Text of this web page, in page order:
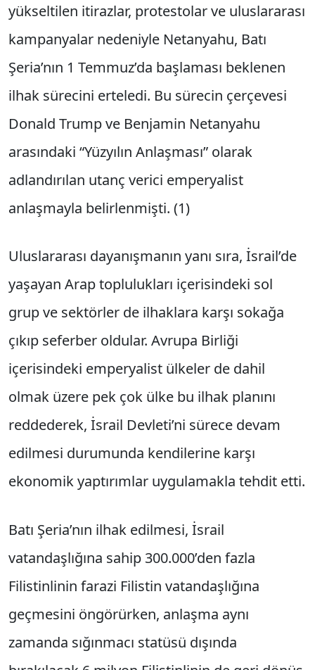
yükseltilen itirazlar, protestolar ve uluslararası
kampanyalar nedeniyle Netanyahu, Batı
Şeria’nın 1 Temmuz’da başlaması beklenen
ilhak sürecini erteledi. Bu sürecin çerçevesi
Donald Trump ve Benjamin Netanyahu
arasındaki “Yüzyılın Anlaşması” olarak
adlandırılan utanç verici emperyalist
anlaşmayla belirlenmişti. (1)
Uluslararası dayanışmanın yanı sıra, İsrail’de
yaşayan Arap toplulukları içerisindeki sol
grup ve sektörler de ilhaklara karşı sokağa
çıkıp seferber oldular. Avrupa Birliği
içerisindeki emperyalist ülkeler de dahil
olmak üzere pek çok ülke bu ilhak planını
reddederek, İsrail Devleti’ni sürece devam
edilmesi durumunda kendilerine karşı
ekonomik yaptırımlar uygulamakla tehdit etti.
Batı Şeria’nın ilhak edilmesi, İsrail
vatandaşlığına sahip 300.000’den fazla
Filistinlinin farazi Filistin vatandaşlığına
geçmesini öngörürken, anlaşma aynı
zamanda sığınmacı statüsü dışında